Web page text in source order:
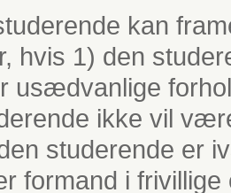
kan
hvis 1) den
usædvanlige
ikke vil
studerende er
formand i